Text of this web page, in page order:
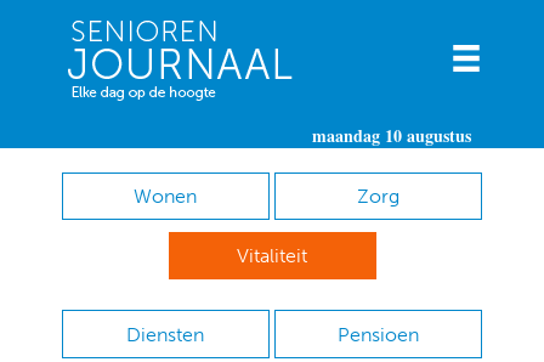
maandag 10 augustus
Wonen Zorg
Vitaliteit
Diensten Pensioen